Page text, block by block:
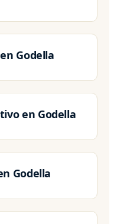
Godella
en Godella
Godella